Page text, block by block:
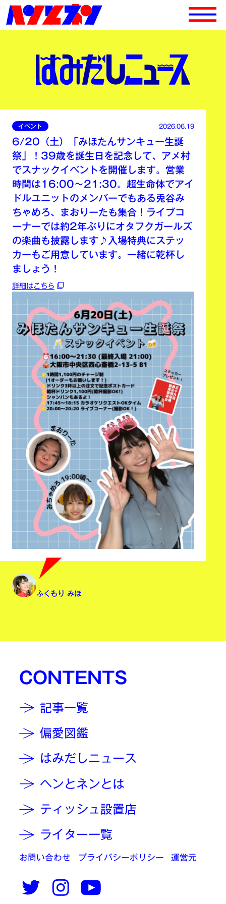
イベント 2026.06.19
6/20（土）「みほたんサンキュー生誕
祭」！39歳を誕生日を記念して、アメ村
でスナックイベントを開催します。営業
時間は16:00〜21:30。超生命体でアイ
ドルユニットのメンバーでもある兎谷み
ちゃめろ、まおりーたも集合！ライブコ
ーナーでは約2年ぶりにオタフクガールズ
の楽曲も披露します♪入場特典にステッ
カーもご用意しています。一緒に乾杯し
ましょう！
詳細はこちら
ふくもり みほ
CONTENTS
記事一覧
偏愛図鑑
はみだしニュース
ヘンとネンとは
ティッシュ設置店
ライター一覧
お問い合わせ プライバシーポリシー 運営元